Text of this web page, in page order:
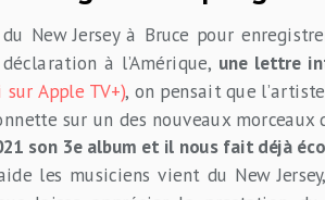
New Jersey à Bruce pour
à l’Amérique, une lettre
Apple TV+), on pensait que
sur un des nouveaux morceaux
son 3e album et il nous fait déjà
les musiciens vient du New